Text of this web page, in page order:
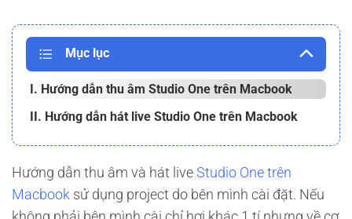
Mục lục
I. Hướng dẫn thu âm Studio One trên Macbook
II. Hướng dẫn hát live Studio One trên Macbook
Hướng dẫn thu âm và hát live Studio One trên
Macbook sử dụng project do bên mình cài đặt. Nếu